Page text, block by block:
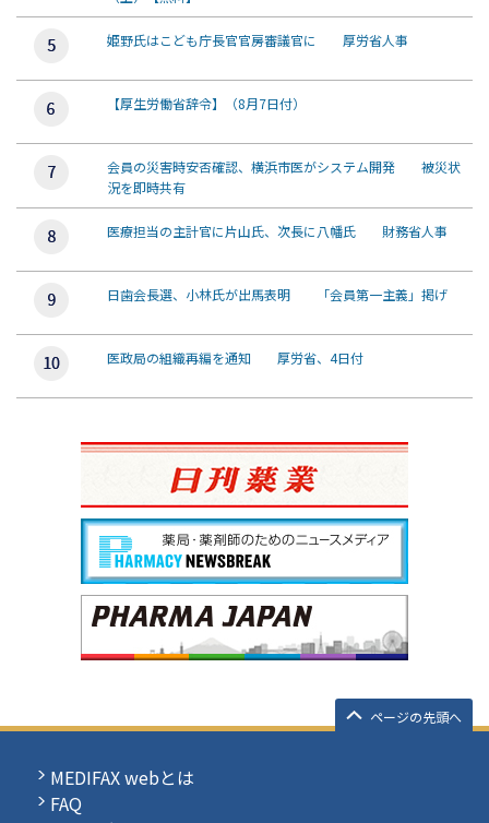
姫野氏はこども庁長官官房審議官に 厚労省人事
【厚生労働省辞令】（8月7日付）
会員の災害時安否確認、横浜市医がシステム開発 被災状
況を即時共有
医療担当の主計官に片山氏、次長に八幡氏 財務省人事
日歯会長選、小林氏が出馬表明 「会員第一主義」掲げ
医政局の組織再編を通知 厚労省、4日付
ページの先頭へ
MEDIFAX webとは
FAQ